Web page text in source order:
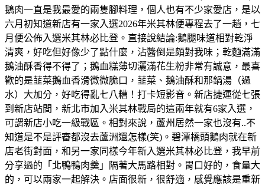
鵝肉一直是我最愛的兩隻腳料理，個人也有不少家愛店，是以
六月初知道新店有一家入選2026年米其林便專程去了一趟，七
月便公佈入選米其林必比登。直接說結論:鵝腿味道相對乾淨
清爽，好吃但好像少了點什麼，沾醬倒是頗對我味；乾麵滿滿
鵝油酥香得不得了；鵝血糕薄切灑滿花生粉非常有誠意，最喜
歡的是韮菜鵝血香滑微微脆口，韮菜、鵝油酥和那鍋湯（過
水）大加分，好吃得亂七八糟！打卡短影音。新店捷運從七張
到新店站間，新北市加入米其林戰局的這兩年就有6家入選，
可謂新店小吃一級戰區。相對來說，蘆州居然一家也沒有..不
知道是不是評審都沒去蘆洲還怎樣(笑)。碧潭橋頭鵝肉就在新
店老街對面，和另一家同樣今年新入選米其林必比登，我早前
分享過的「北鴨鴨肉羹」隔著大馬路相對。胃口好的，食量大
的，可以兩家一起解決。店面很新，很舒適，感覺應該是重新